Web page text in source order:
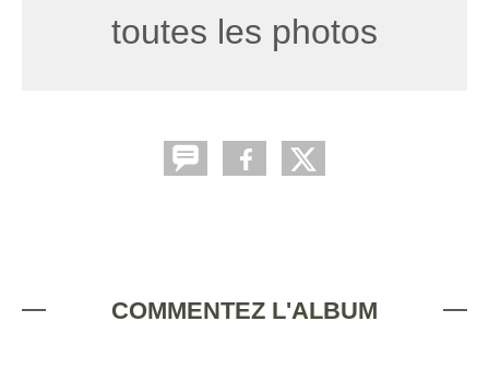
toutes les photos
COMMENTEZ L'ALBUM